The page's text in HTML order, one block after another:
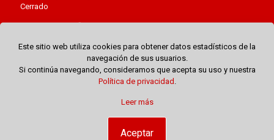
Cerrado
© Copyright 2024-2026 | Embajada del Perú ante la Santa Sede |
Este sitio web utiliza cookies para obtener datos estadísticos de la
navegación de sus usuarios.
Si continúa navegando, consideramos que acepta su uso y nuestra
Política de privacidad .
Leer más
Aceptar